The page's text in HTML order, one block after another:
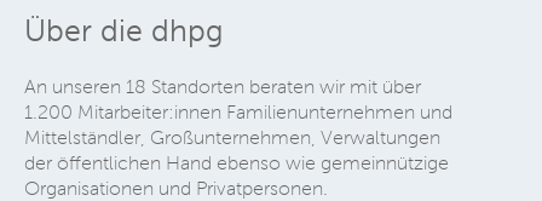
Über die dhpg
An unseren 18 Standorten beraten wir mit über
1.200 Mitarbeiter:innen Familienunternehmen und
Mittelständler, Großunternehmen, Verwaltungen
der öffentlichen Hand ebenso wie gemeinnützige
Organisationen und Privatpersonen.